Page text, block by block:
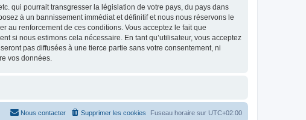
qui pourrait transgresser la législation de votre pays, du pays dans
à un bannissement immédiat et définitif et nous nous réservons le
au renforcement de ces conditions. Vous acceptez le fait que
si nous estimons cela nécessaire. En tant qu’utilisateur, vous acceptez
pas diffusées à une tierce partie sans votre consentement, ni
vos données.
Fuseau horaire sur UTC+02:00
Supprimer les cookies
Nous contacter